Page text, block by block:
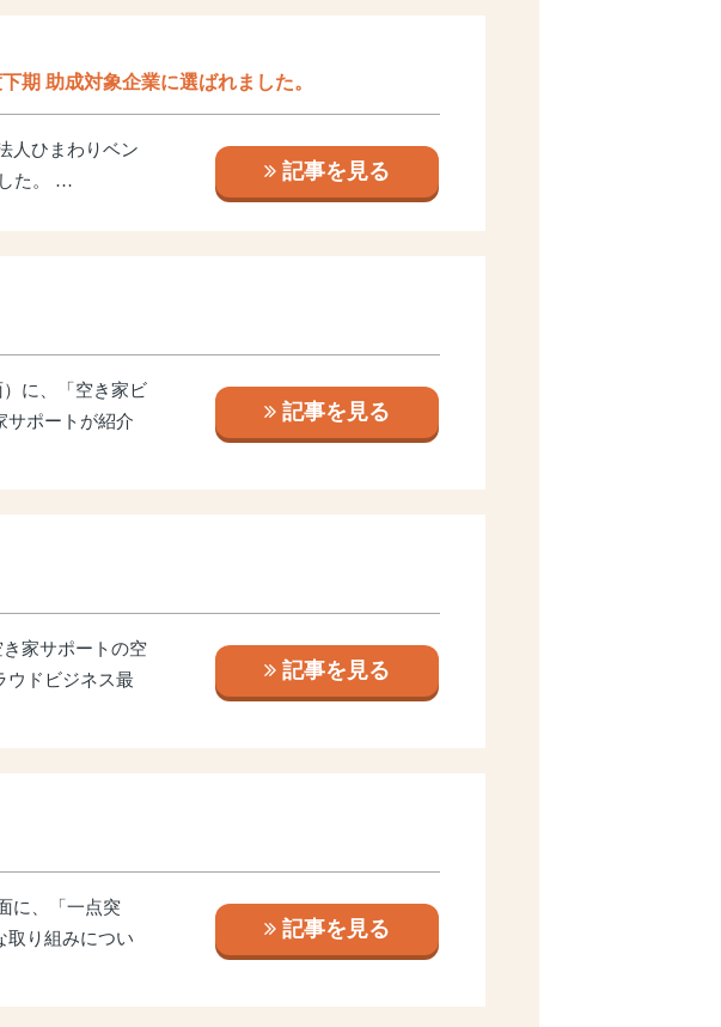
期 助成対象企業に選ばれました。
人ひまわりベン
た。 …
記事を見る
に、「空き家ビ
サポートが紹介
記事を見る
家サポートの空
ウドビジネス最
記事を見る
に、「一点突
り組みについ
記事を見る